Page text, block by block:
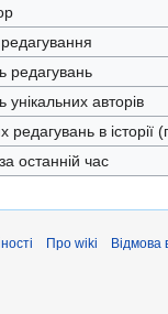
редагувань
унікальних авторів
редагувань в
останній час
Про wiki Відмова